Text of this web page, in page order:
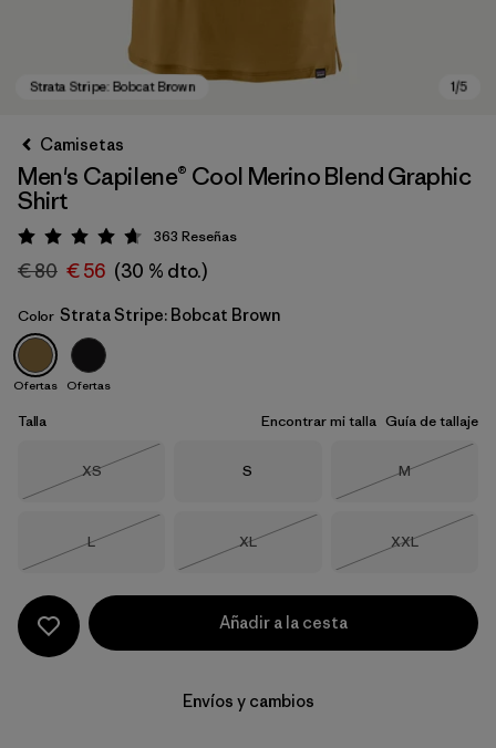
Strata Stripe: Bobcat Brown
Camisetas
Men's Capilene® Cool Merino Blend Graphic
Shirt
Puntuación: 4.7 / 5
363 Reseñas
€ 80 € 56 (30 % dto.)
Color Strata Stripe: Bobcat Brown
Ofertas Ofertas
Talla Encontrar mi talla Guía de tallaje
Talla
XS
Talla
S Talla
M
Talla
L
Talla
XL
Talla
XXL
Añadir a la cesta
Envíos y cambios